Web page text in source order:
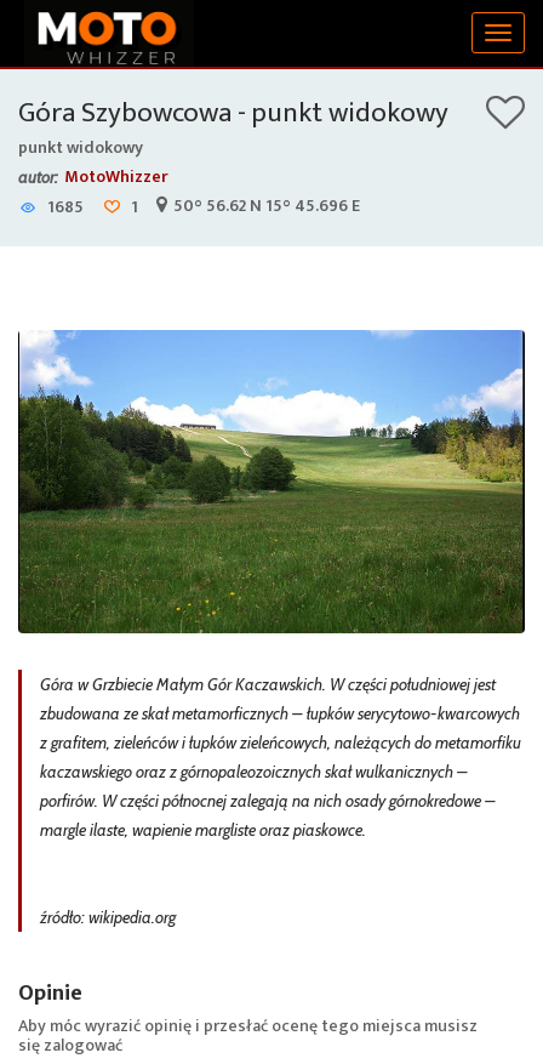
Góra Szybowcowa - punkt widokowy
punkt widokowy
autor: MotoWhizzer
1685
1 50° 56.62 N 15° 45.696 E
Góra w Grzbiecie Małym Gór Kaczawskich. W części południowej jest
zbudowana ze skał metamorficznych – łupków serycytowo-kwarcowych
z grafitem, zieleńców i łupków zieleńcowych, należących do metamorfiku
kaczawskiego oraz z górnopaleozoicznych skał wulkanicznych –
porfirów. W części północnej zalegają na nich osady górnokredowe –
margle ilaste, wapienie margliste oraz piaskowce.
źródło: wikipedia.org
Opinie
Aby móc wyrazić opinię i przesłać ocenę tego miejsca musisz
sięzalogować